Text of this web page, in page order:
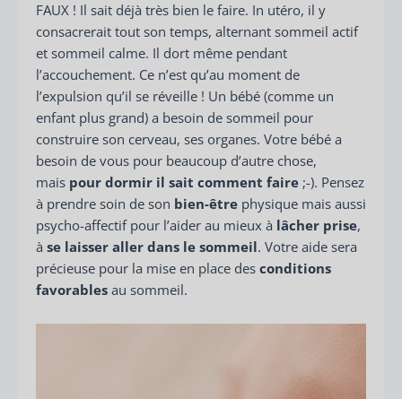
FAUX ! Il sait déjà très bien le faire. In utéro, il y
consacrerait tout son temps, alternant sommeil actif
et sommeil calme. Il dort même pendant
l’accouchement. Ce n’est qu’au moment de
l’expulsion qu’il se réveille ! Un bébé (comme un
enfant plus grand) a besoin de sommeil pour
construire son cerveau, ses organes. Votre bébé a
besoin de vous pour beaucoup d’autre chose,
mais pour dormir il sait comment faire ;-). Pensez
à prendre soin de son bien-être physique mais aussi
psycho-affectif pour l’aider au mieux à lâcher prise,
à se laisser aller dans le sommeil. Votre aide sera
précieuse pour la mise en place des conditions
favorables au sommeil.